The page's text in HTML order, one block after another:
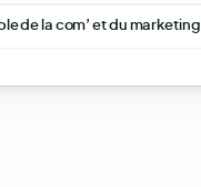
de la com’ et du marketing